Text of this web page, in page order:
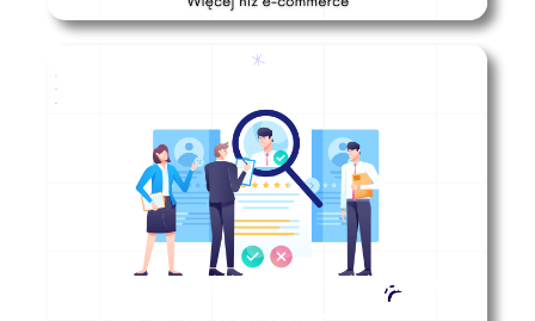
Rekrutacja ecommerce menadżera